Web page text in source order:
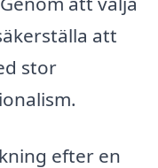
att
stor
efter en